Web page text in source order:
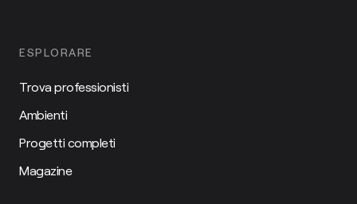
ESPLORARE
Trova professionisti
Ambienti
Progetti completi
Magazine